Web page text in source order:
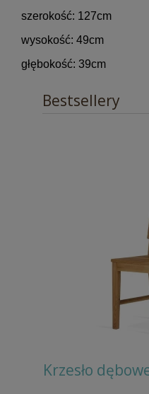
szerokość: 127cm
wysokość: 49cm
głębokość: 39cm
Bestsellery
Krzesło